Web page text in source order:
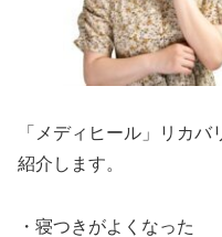
「メディヒール」リカ
紹介します。
・寝つきがよくなった